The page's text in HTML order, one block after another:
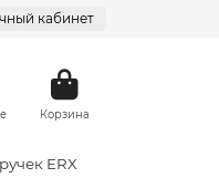
кабинет
Корзина
ERX